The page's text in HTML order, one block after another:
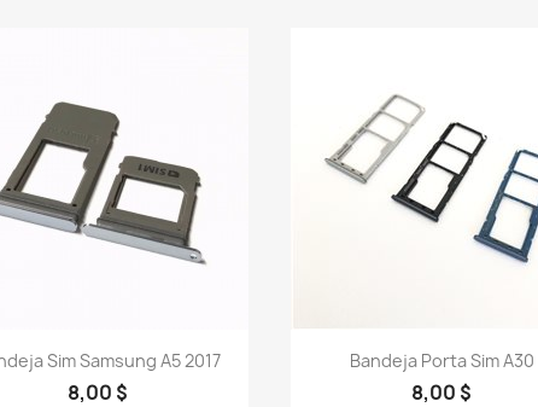
Vista rápida
Sim Samsung A5 2017
8,00 $
Vista rápida
Bandeja Porta Sim A30
8,00 $